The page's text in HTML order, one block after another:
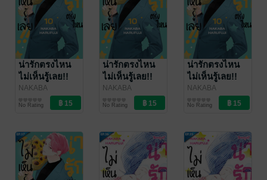
น่ารักตรงไหน
ไม่เห็นรู้เลย!!
ตอน 40
NAKABA
HARUFUJI
Bongkoch
การ์ตูนรายตอน
No Rating
น่ารักตรงไหน
ไม่เห็นรู้เลย!!
ตอน 39
NAKABA
HARUFUJI
Bongkoch
การ์ตูนรายตอน
No Rating
น่ารักตรงไหน
ไม่เห็นรู้เลย!!
ตอน 38
NAKABA
HARUFUJI
Bongkoch
การ์ตูนรายตอน
No Rating